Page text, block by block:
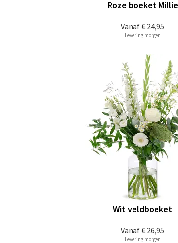
Vanaf€ 24,95
Roze boeket Millie
Levering morgen
Vanaf€ 26,95
Wit veldboeket
Levering morgen